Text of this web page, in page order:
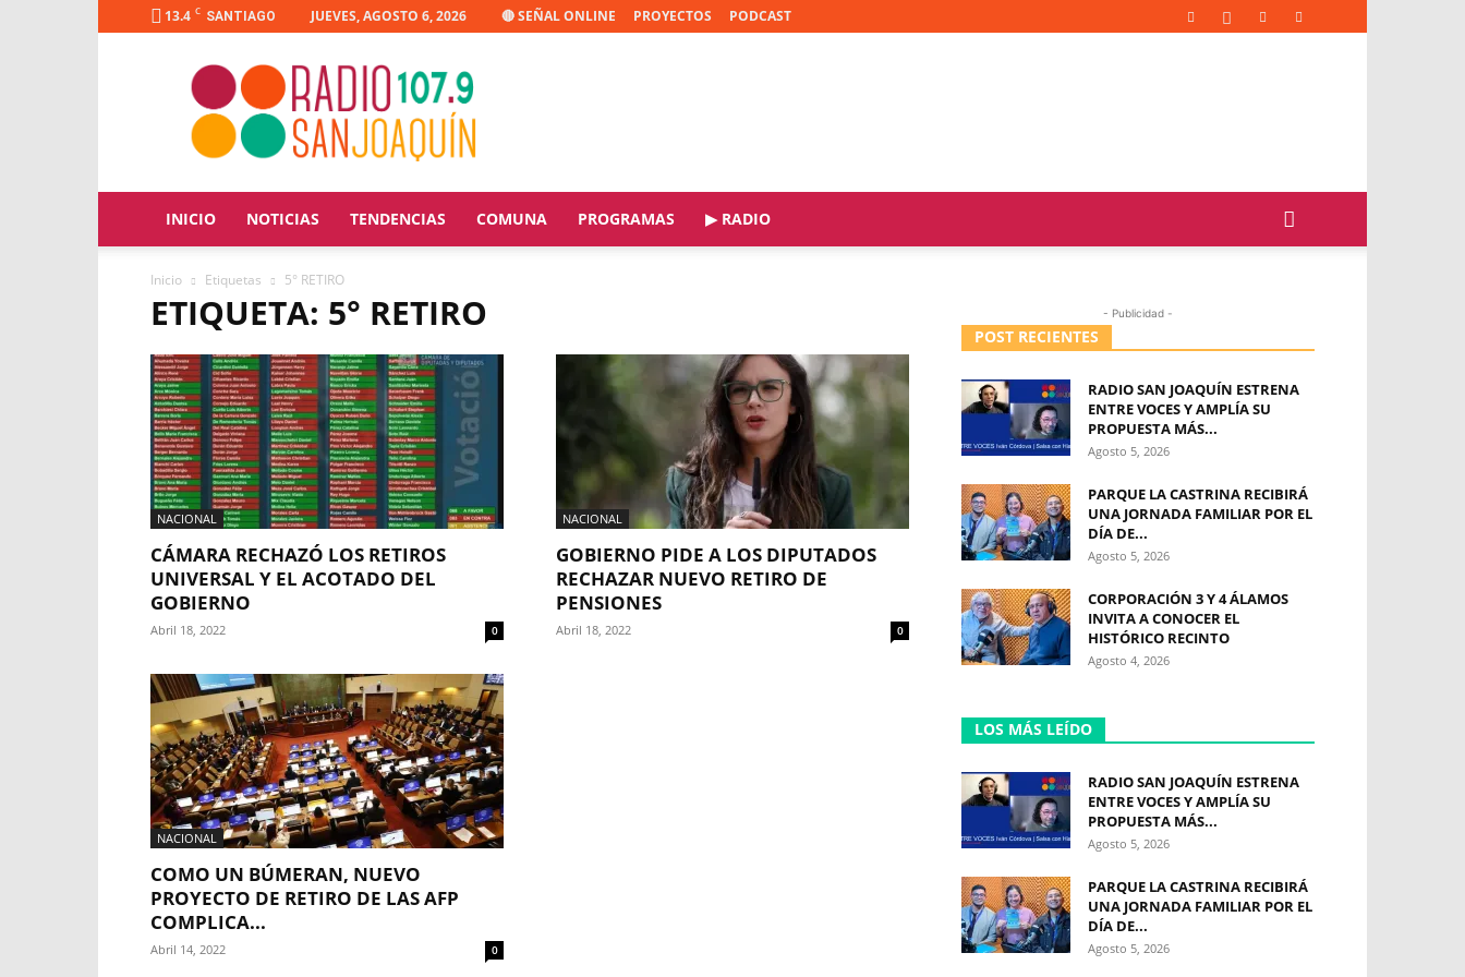
13.4 C SANTIAGO JUEVES, AGOSTO 6, 2026 🔴 SEÑAL ONLINE PROYECTOS PODCAST
Radio
Joaquín
INICIO NOTICIAS TENDENCIAS COMUNA PROGRAMAS ▶ RADIO
Inicio Etiquetas 5° RETIRO
ETIQUETA: 5° RETIRO
NACIONAL
CÁMARA RECHAZÓ LOS RETIROS
UNIVERSAL Y EL ACOTADO DEL
GOBIERNO
Abril 18, 2022 0
NACIONAL
GOBIERNO PIDE A LOS DIPUTADOS
RECHAZAR NUEVO RETIRO DE
PENSIONES
Abril 18, 2022 0
NACIONAL
COMO UN BÚMERAN, NUEVO
PROYECTO DE RETIRO DE LAS AFP
COMPLICA...
Abril 14, 2022 0
- Publicidad -
POST RECIENTES
RADIO SAN JOAQUÍN ESTRENA
ENTRE VOCES Y AMPLÍA SU
PROPUESTA MÁS...
Agosto 5, 2026
PARQUE LA CASTRINA RECIBIRÁ
UNA JORNADA FAMILIAR POR EL
DÍA DE...
Agosto 5, 2026
CORPORACIÓN 3 Y 4 ÁLAMOS
INVITA A CONOCER EL
HISTÓRICO RECINTO
Agosto 4, 2026
LOS MÁS LEÍDO
RADIO SAN JOAQUÍN ESTRENA
ENTRE VOCES Y AMPLÍA SU
PROPUESTA MÁS...
Agosto 5, 2026
PARQUE LA CASTRINA RECIBIRÁ
UNA JORNADA FAMILIAR POR EL
DÍA DE...
Agosto 5, 2026